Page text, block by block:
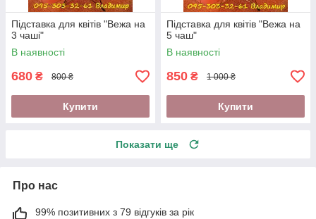
Підставка для квітів "Вежа на
3 чаші"
В наявності
680 ₴ 800 ₴
Купити
Підставка для квітів "Вежа на
5 чаш"
В наявності
850 ₴ 1 000 ₴
Купити
Показати ще
Про нас
99% позитивних з 79 відгуків за рік